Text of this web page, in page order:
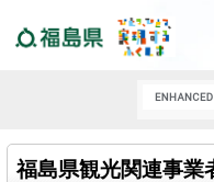
福島県観光関連事業